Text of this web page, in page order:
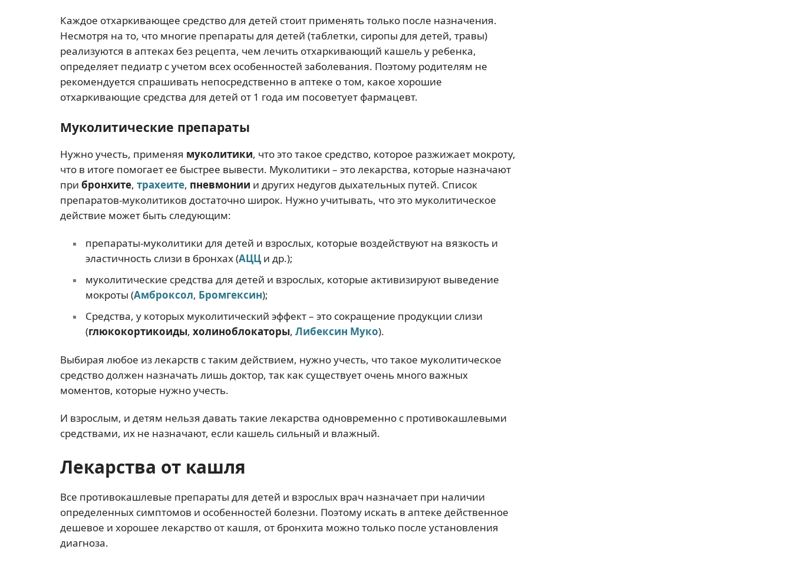
Каждое отхаркивающее средство для детей стоит применять только после назначения.
Несмотря на то, что многие препараты для детей (таблетки, сиропы для детей, травы)
реализуются в аптеках без рецепта, чем лечить отхаркивающий кашель у ребенка,
определяет педиатр с учетом всех особенностей заболевания. Поэтому родителям не
рекомендуется спрашивать непосредственно в аптеке о том, какое хорошие
отхаркивающие средства для детей от 1 года им посоветует фармацевт.
Муколитические препараты
Нужно учесть, применяя муколитики, что это такое средство, которое разжижает мокроту,
что в итоге помогает ее быстрее вывести. Муколитики – это лекарства, которые назначают
при бронхите, трахеите, пневмонии и других недугов дыхательных путей. Список
препаратов-муколитиков достаточно широк. Нужно учитывать, что это муколитическое
действие может быть следующим:
препараты-муколитики для детей и взрослых, которые воздействуют на вязкость и
эластичность слизи в бронхах (АЦЦи др.);
муколитические средства для детей и взрослых, которые активизируют выведение
мокроты (Амброксол, Бромгексин);
Средства, у которых муколитический эффект – это сокращение продукции слизи
(глюкокортикоиды, холиноблокаторы, Либексин Муко).
Выбирая любое из лекарств с таким действием, нужно учесть, что такое муколитическое
средство должен назначать лишь доктор, так как существует очень много важных
моментов, которые нужно учесть.
И взрослым, и детям нельзя давать такие лекарства одновременно с противокашлевыми
средствами, их не назначают, если кашель сильный и влажный.
Лекарства от кашля
Все противокашлевые препараты для детей и взрослых врач назначает при наличии
определенных симптомов и особенностей болезни. Поэтому искать в аптеке действенное
дешевое и хорошее лекарство от кашля, от бронхита можно только после установления
диагноза.